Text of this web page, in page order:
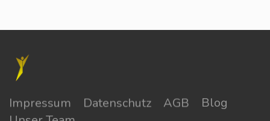
Impressum Datenschutz AGB
Blog